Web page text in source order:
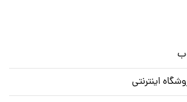
اینترنتی